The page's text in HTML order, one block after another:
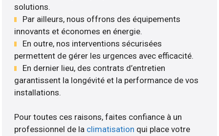
solutions.
Par ailleurs, nous offrons des équipements
innovants et économes en énergie.
En outre, nos interventions sécurisées
permettent de gérer les urgences avec efficacité.
En dernier lieu, des contrats d’entretien
garantissent la longévité et la performance de vos
installations.
Pour toutes ces raisons, faites confiance à un
professionnel de la climatisation qui place votre